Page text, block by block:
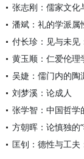
张志刚：儒家文
付长珍：见与未见
黄玉顺：仁爱伦
刘梦溪：论成人
张学智：中国哲学
方朝晖：论慎独的
匡钊：德性与工夫